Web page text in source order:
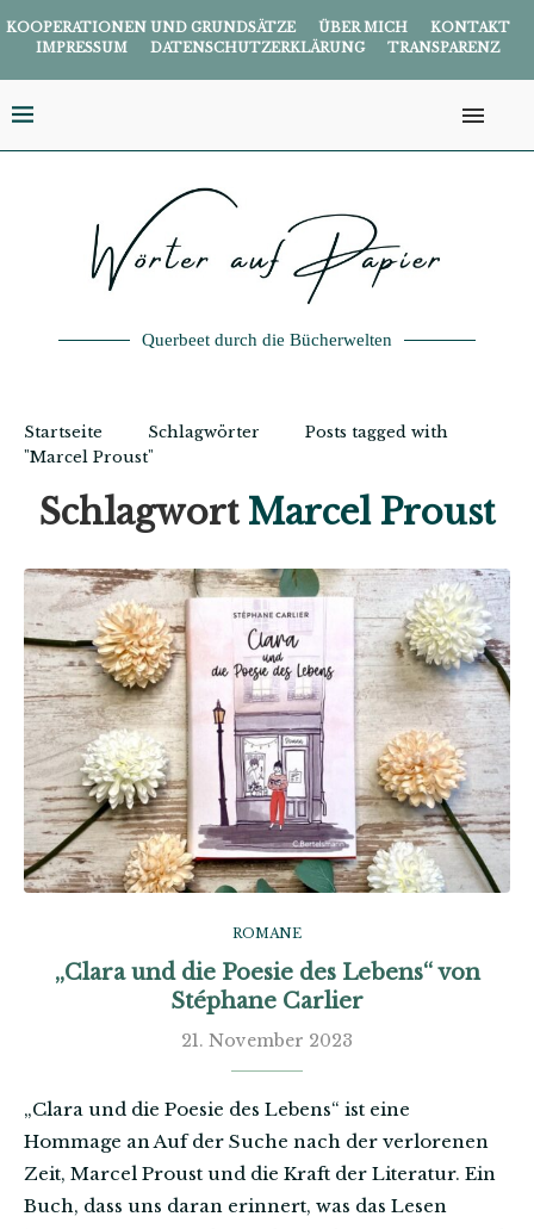
KOOPERATIONEN UND GRUNDSÄTZE ÜBER MICH
KONTAKT
IMPRESSUM
DATENSCHUTZERKLÄRUNG TRANSPARENZ
Querbeet durch die Bücherwelten
Startseite Schlagwörter
Posts tagged with
"Marcel Proust"
Schlagwort Marcel Proust
ROMANE
„Clara und die Poesie des Lebens“ von
Stéphane Carlier
21. November 2023
„Clara und die Poesie des Lebens“ ist eine
Hommage an Auf der Suche nach der verlorenen
Zeit, Marcel Proust und die Kraft der Literatur. Ein
Buch, dass uns daran erinnert, was das Lesen